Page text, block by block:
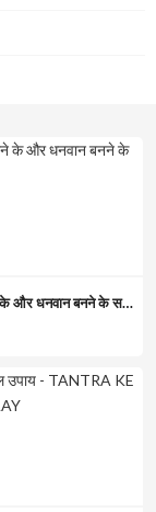
सौभाग्य जगाने के और धनवान बनने के सरल प्रयोग